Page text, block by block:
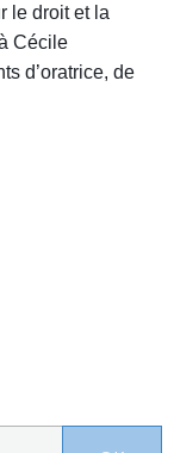
le droit et la
Cécile
d’oratrice, de